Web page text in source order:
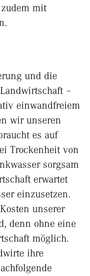
mit
und die
–
einwandfreiem
wir unseren
es auf
Trockenheit von
sorgsam
erwartet
einzusetzen.
unserer
denn ohne eine
möglich.
ihre